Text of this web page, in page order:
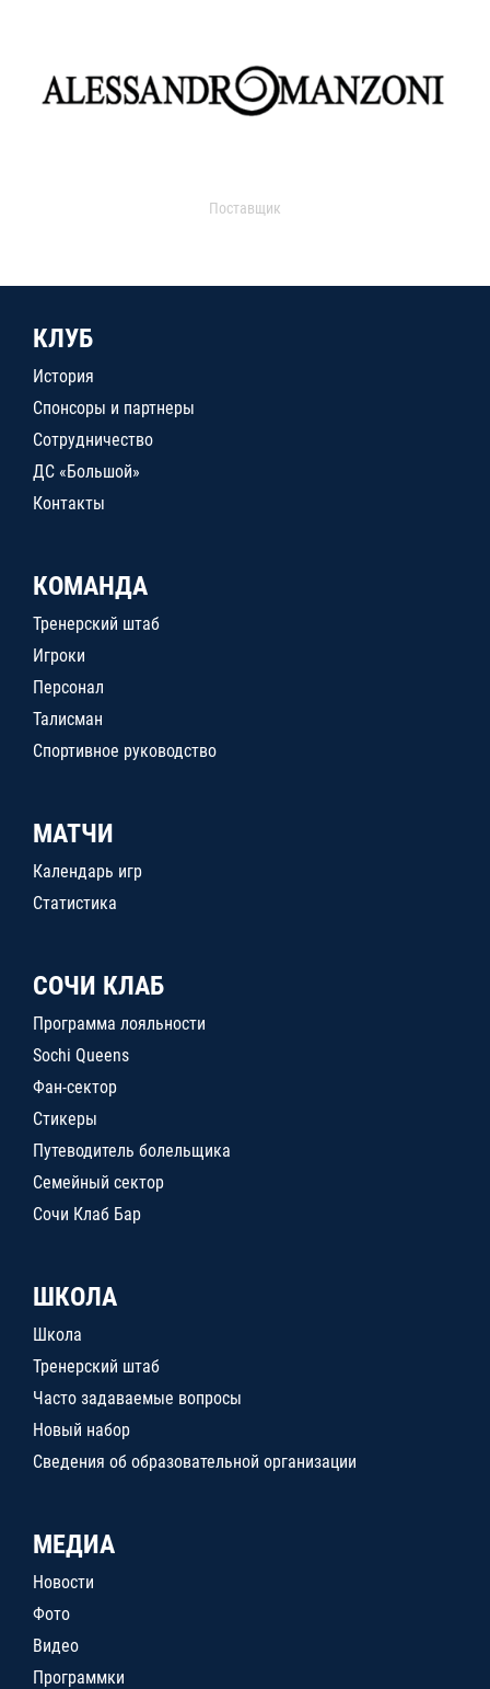
Поставщик
КЛУБ
История
Спонсоры и партнеры
Сотрудничество
ДС «Большой»
Контакты
КОМАНДА
Тренерский штаб
Игроки
Персонал
Талисман
Спортивное руководство
МАТЧИ
Календарь игр
Статистика
СОЧИ КЛАБ
Программа лояльности
Sochi Queens
Фан-сектор
Стикеры
Путеводитель болельщика
Семейный сектор
Сочи Клаб Бар
ШКОЛА
Школа
Тренерский штаб
Часто задаваемые вопросы
Новый набор
Сведения об образовательной организации
МЕДИА
Новости
Фото
Видео
Программки